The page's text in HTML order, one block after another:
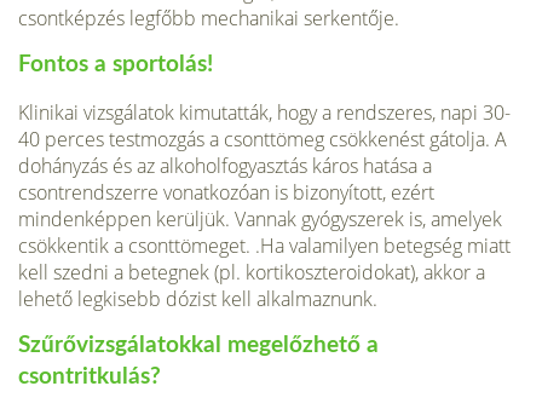
csontképzés legfőbb mechanikai serkentője.
Fontos a sportolás!
Klini­kai vizsgálatok kimutatták, hogy a rendszeres, napi 30-
40 perces testmozgás a csonttömeg csökkenést gátolja. A
dohányzás és az alkoholfogyasztás káros ha­tása a
csontrendszerre vonatkozóan is bizonyított, ezért
mindenképpen kerül­jük. Vannak gyógyszerek is, amelyek
csökkentik a csonttömeget. .Ha valamilyen betegség miatt
kell szedni a betegnek (pl. kortikoszteroidokat), akkor a
lehető legkisebb dózist kell alkalmaznunk.
Szűrővizsgálatokkal megelőzhető a
csontritkulás?